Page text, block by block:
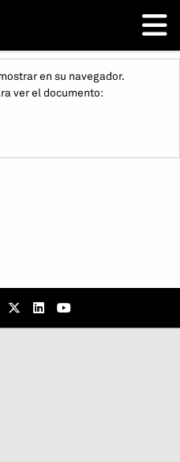
en su navegador.
ver el documento: